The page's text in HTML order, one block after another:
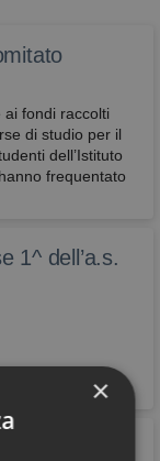
fondi raccolti
di studio per il
dell’Istituto
frequentato
1^ dell’a.s.
di recupero
×